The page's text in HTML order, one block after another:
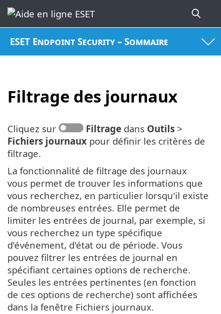
ESET Endpoint Security – Sommaire
Filtrage des journaux
Cliquez sur Filtrage dans Outils >
Fichiers journaux pour définir les critères de
filtrage.
La fonctionnalité de filtrage des journaux
vous permet de trouver les informations que
vous recherchez, en particulier lorsqu'il existe
de nombreuses entrées. Elle permet de
limiter les entrées de journal, par exemple, si
vous recherchez un type spécifique
d'événement, d'état ou de période. Vous
pouvez filtrer les entrées de journal en
spécifiant certaines options de recherche.
Seules les entrées pertinentes (en fonction
de ces options de recherche) sont affichées
dans la fenêtre Fichiers journaux.